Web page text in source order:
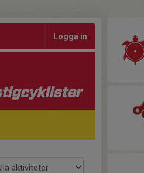
Logga in